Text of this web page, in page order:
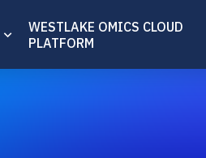
WESTLAKE OMICS CLOUD
PLATFORM